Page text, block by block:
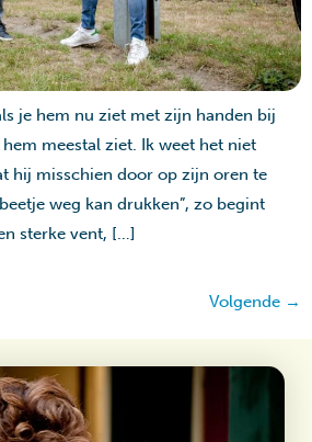
je hem nu ziet met zijn handen bij
meestal ziet. Ik weet het niet
hij misschien door op zijn oren te
weg kan drukken”, zo begint
sterke vent, […]
Volgende →